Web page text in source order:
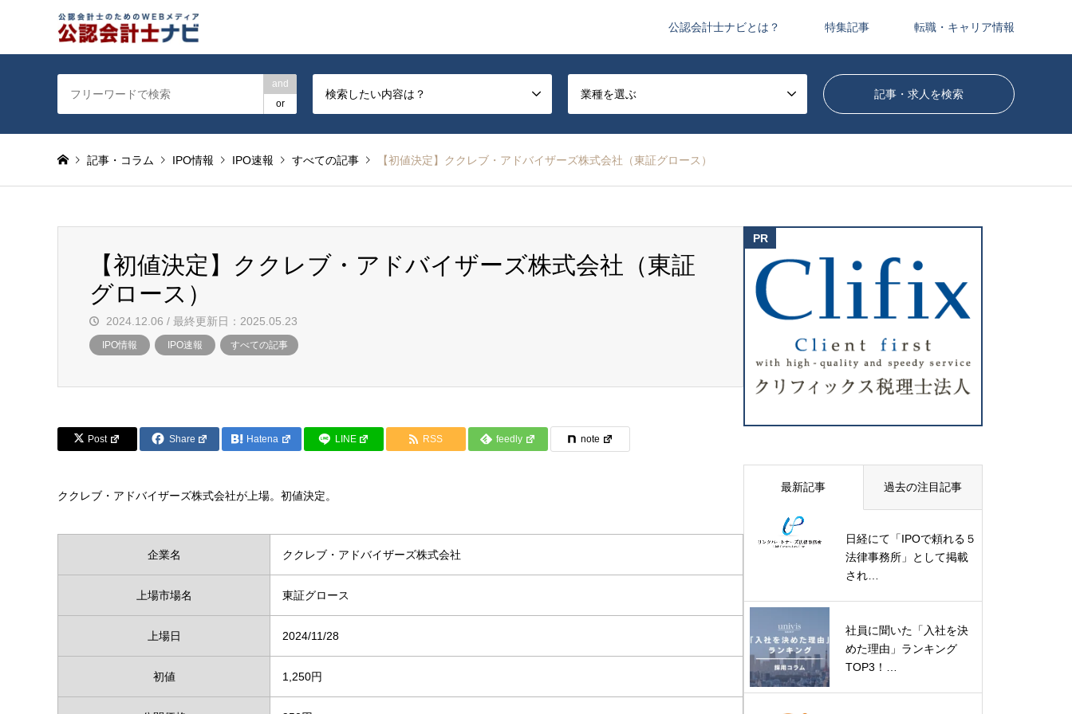
公認会計士ナビとは？ 特集記事 転職・キャリア情報
and
or
検索したい内容は？ 業種を選ぶ
記事・コラム IPO情報 IPO速報 すべての記事 【初値決定】ククレブ・アドバイザーズ株式会社（東証グロース）
【初値決定】ククレブ・アドバイザーズ株式会社（東証
グロース）
2024.12.06 / 最終更新日：2025.05.23
IPO情報 IPO速報 すべての記事
Post Share Hatena LINE RSS feedly note
ククレブ・アドバイザーズ株式会社が上場。初値決定。
企業名 ククレブ・アドバイザーズ株式会社
上場市場名 東証グロース
上場日 2024/11/28
初値 1,250円
最新記事 過去の注目記事
日経にて「IPOで頼れる５
法律事務所」として掲載
され…
社員に聞いた「入社を決
めた理由」ランキング
TOP3！…